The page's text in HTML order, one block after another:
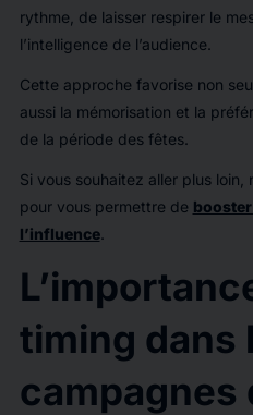
rythme, de laisser respirer le
l’intelligence de l’audience.
Cette approche favorise non
aussi la mémorisation et la
de la période des fêtes.
Si vous souhaitez aller plus loin,
pour vous permettre de
l’influence.
timing dans
campagnes